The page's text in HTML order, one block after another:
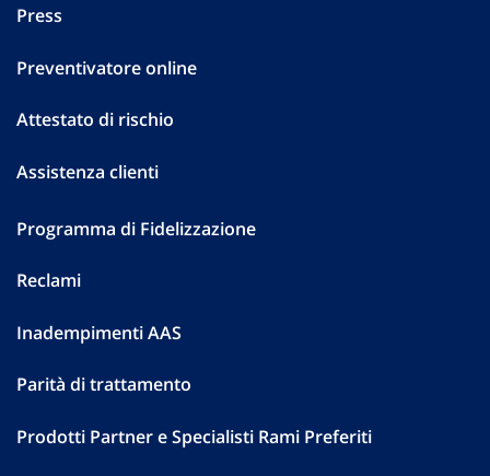
Press
Preventivatore online
Attestato di rischio
Assistenza clienti
Programma di Fidelizzazione
Reclami
Inadempimenti AAS
Parità di trattamento
Prodotti Partner e Specialisti Rami Preferiti